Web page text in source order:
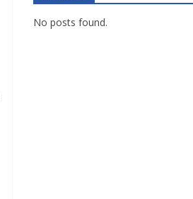
No posts found.